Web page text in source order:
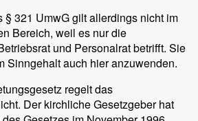
§ 321 UmwG gilt allerdings nicht im
Bereich, weil es nur die
und Personalrat betrifft. Sie
Sinngehalt auch hier anzuwenden.
regelt das
Der kirchliche Gesetzgeber hat